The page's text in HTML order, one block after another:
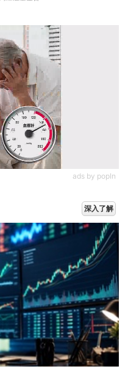
ads by popIn
深入了解